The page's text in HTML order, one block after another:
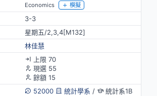
Economics 模擬
3-3
星期五/2,3,4[M132]
林佳慧
上限 70
現選 55
餘額 15
52000
統計學系 / 統計系1B